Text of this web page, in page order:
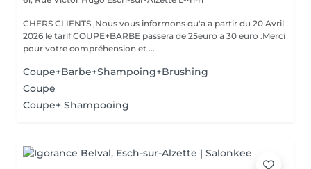
CHERS CLIENTS ,Nous vous informons qu'a a partir du 20 Avril
2026 le tarif COUPE+BARBE passera de 25euro a 30 euro .Merci
pour votre compréhension et ...
Coupe+Barbe+Shampoing+Brushing
Coupe
Coupe+ Shampooing